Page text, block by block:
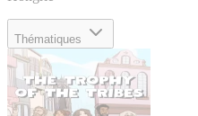
Thématiques